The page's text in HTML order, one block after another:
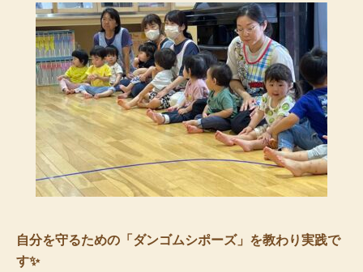
自分を守るための「ダンゴムシポーズ」を教わり実践で
す✨